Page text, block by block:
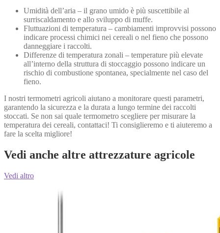
Umidità dell’aria – il grano umido è più suscettibile al
surriscaldamento e allo sviluppo di muffe.
Fluttuazioni di temperatura – cambiamenti improvvisi possono
indicare processi chimici nei cereali o nel fieno che possono
danneggiare i raccolti.
Differenze di temperatura zonali – temperature più elevate
all’interno della struttura di stoccaggio possono indicare un
rischio di combustione spontanea, specialmente nel caso del
fieno.
I nostri termometri agricoli aiutano a monitorare questi parametri,
garantendo la sicurezza e la durata a lungo termine dei raccolti
stoccati. Se non sai quale termometro scegliere per misurare la
temperatura dei cereali, contattaci! Ti consiglieremo e ti aiuteremo a
fare la scelta migliore!
Vedi anche altre attrezzature agricole
Vedi altro